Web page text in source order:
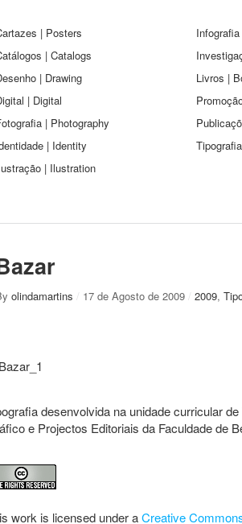
| Posters
| Catalogs
| Drawing
| Digital
| Photography
| Identity
| Ilustration
Livros |
olindamartins / 17 de Agosto de 2009 / 2009,
desenvolvida na unidade curricular
e Projectos Editoriais da Faculdade de
work is licensed under aCreative